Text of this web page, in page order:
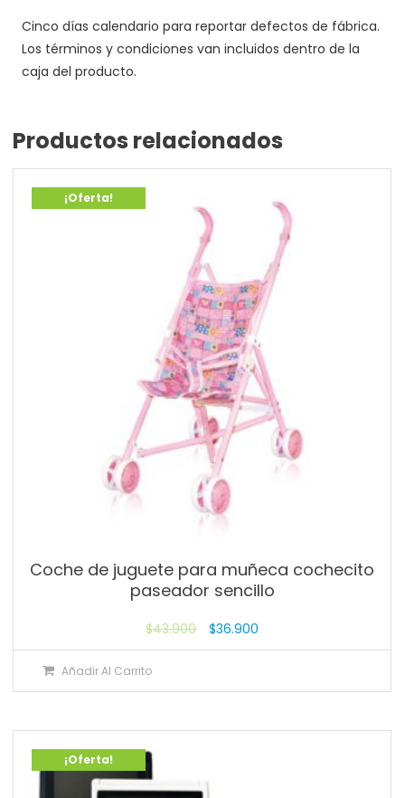
Cinco días calendario para reportar defectos de fábrica.
Los términos y condiciones van incluidos dentro de la
caja del producto.
Productos relacionados
¡Oferta!
Coche de juguete para muñeca cochecito
paseador sencillo
$43.900 $36.900
Añadir Al Carrito
¡Oferta!